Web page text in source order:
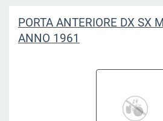
PORTA ANTERIORE DX SX
ANNO 1961